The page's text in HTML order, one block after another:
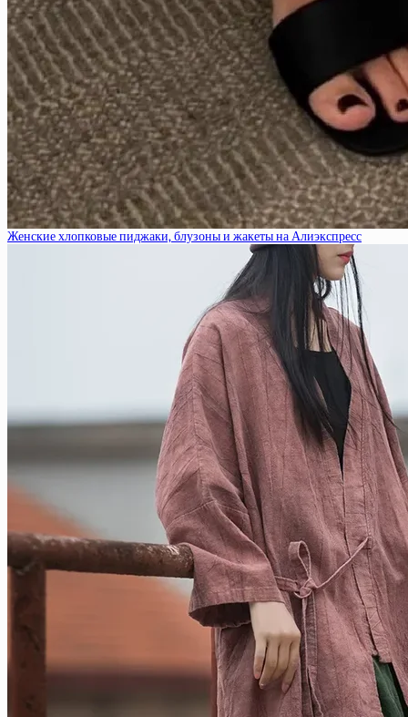
Женские хлопковые пиджаки, блузоны и жакеты на Алиэкспресс